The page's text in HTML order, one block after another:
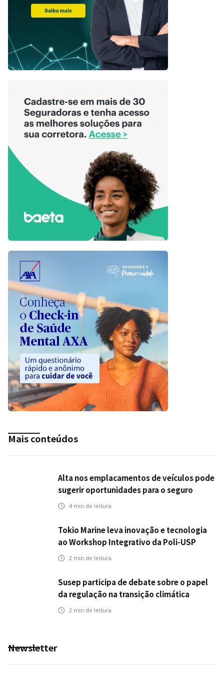
Mais conteúdos
Alta nos emplacamentos de veículos pode
sugerir oportunidades para o seguro
automotivo
4 min de leitura
Tokio Marine leva inovação e tecnologia
ao Workshop Integrativo da Poli-USP
2 min de leitura
Susep participa de debate sobre o papel
da regulação na transição climática
2 min de leitura
Newsletter